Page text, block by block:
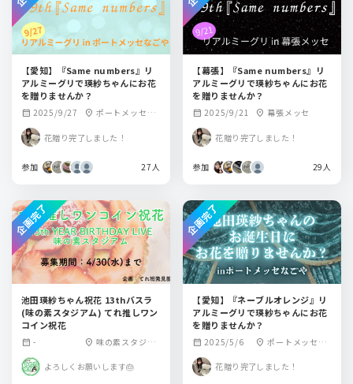
【愛知】『Same numbers』リ
アルミーグリで瑛紗ちゃんにお花
を贈りませんか？
calendar_month 2025/9/27 location_on ポートメッセな
花贈り完了しました！
参加 27人
【幕張】『Same numbers』リ
アルミーグリで瑛紗ちゃんにお花
を贈りませんか？
calendar_month 2025/9/21 location_on 幕張メッセ
花贈り完了しました！
参加 29人
池田瑛紗ちゃん祝花 13thバスラ
(味の素スタジアム) てれ推しワン
コイン祝花
calendar_month - location_on 味の素スタジア
よろしくお願いします🎂
企画完了
【愛知】『ネーブルオレンジ』リ
アルミーグリで瑛紗ちゃんにお花
を贈りませんか？
calendar_month 2025/5/6 location_on ポートメッセな
花贈り完了しました！
企画完了